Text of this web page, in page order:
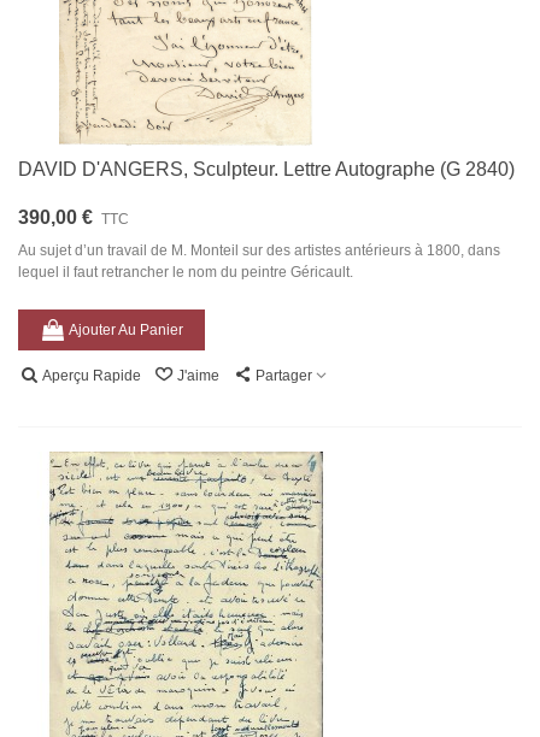
DAVID D'ANGERS, Sculpteur. Lettre Autographe (G 2840)
390,00 € TTC
Au sujet d’un travail de M. Monteil sur des artistes antérieurs à 1800, dans
lequel il faut retrancher le nom du peintre Géricault.
Ajouter Au Panier
Aperçu Rapide J'aime Partager